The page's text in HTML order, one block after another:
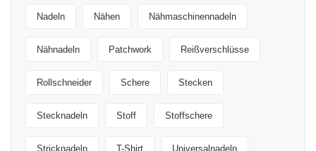
Nadeln Nähen Nähmaschinennadeln
Nähnadeln Patchwork Reißverschlüsse
Rollschneider Schere Stecken
Stecknadeln Stoff Stoffschere
Stricknadeln T-Shirt Universalnadeln